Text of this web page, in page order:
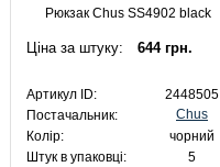
Рюкзак Chus SS4902 black
Ціна за штуку: 644 грн.
Артикул ID:
2448505
Постачальник:
Chus
Колір:
чорний
Штук в упаковці:
5